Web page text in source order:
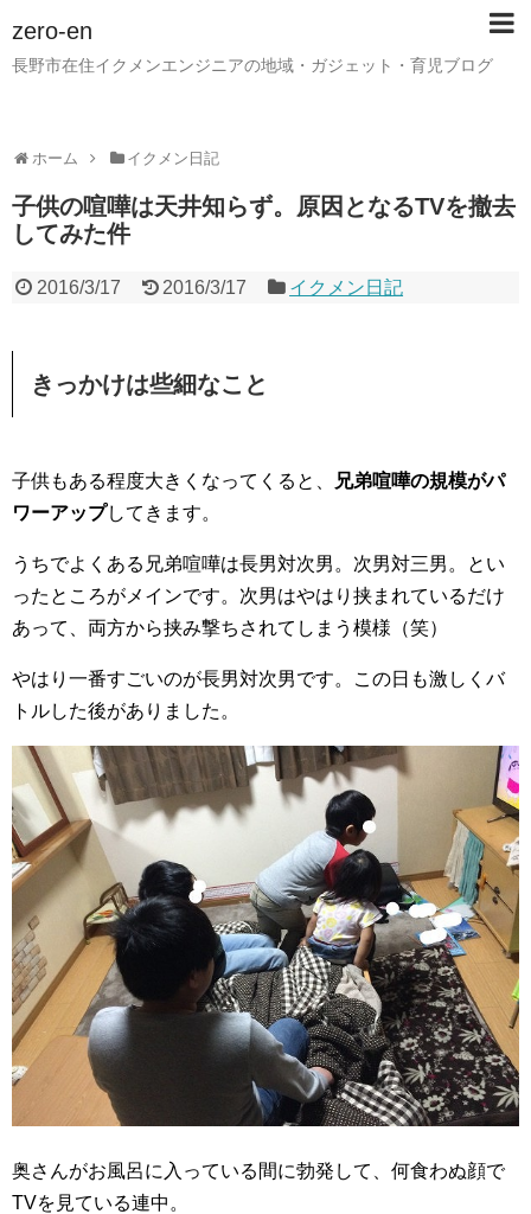
zero-en
長野市在住イクメンエンジニアの地域・ガジェット・育児ブログ
ホーム イクメン日記
子供の喧嘩は天井知らず。原因となるTVを撤去
してみた件
2016/3/17 2016/3/17 イクメン日記
きっかけは些細なこと
子供もある程度大きくなってくると、
兄弟喧嘩の規模がパ
ワーアップしてきます。
うちでよくある兄弟喧嘩は長男対次男。次男対三男。とい
ったところがメインです。次男はやはり挟まれているだけ
あって、両方から挟み撃ちされてしまう模様（笑）
やはり一番すごいのが長男対次男です。この日も激しくバ
トルした後がありました。
奥さんがお風呂に入っている間に勃発して、何食わぬ顔で
TVを見ている連中。